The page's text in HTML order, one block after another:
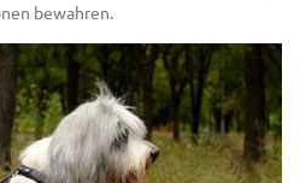
bewahren.